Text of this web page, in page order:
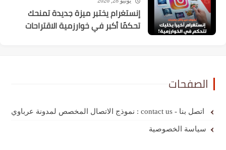
إنستغرام يختبر ميزة جديدة تمنحك
تحكمًا أكبر في خوارزمية الاقتراحات
الصفحات
اتصل بنا - contact us : نموذج الاتصال المخصص لمدونة عرباوي
سياسة الخصوصية